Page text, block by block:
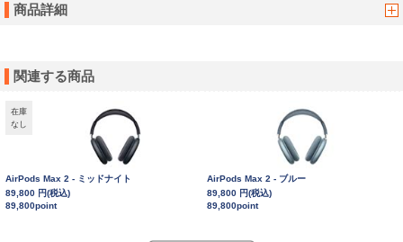
商品詳細
関連する商品
在庫
なし
AirPods Max 2 - ミッドナイト
89,800 円(税込)
89,800point
AirPods Max 2 - ブルー
89,800 円(税込)
89,800point